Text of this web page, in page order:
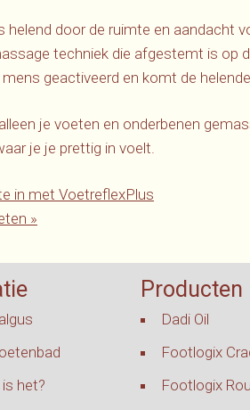
helend door de ruimte en aandacht
techniek die afgestemt is op
geactiveerd en komt de
je voeten en onderbenen
je je prettig in voelt.
in met VoetreflexPlus
»
het?
Producten
Dadi Oil
Footlogix
Footlogix